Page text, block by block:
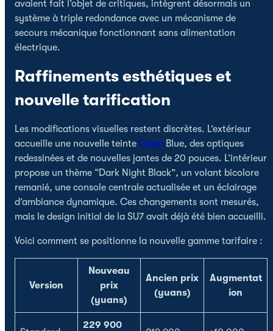
avaient fait l’objet de critiques, intègrent désormais un
système à triple redondance avec un mécanisme de
secours mécanique fonctionnant sans alimentation
électrique.
Raffinements esthétiques et
nouvelle tarification
Les modifications visuelles restent discrètes. L’extérieur
accueille une nouvelle teinte Capri Blue, des optiques
redessinées et de nouvelles jantes de 20 pouces. L’intérieur
propose un thème “Dark Night Black”, un volant bicolore
remanié, une console centrale actualisée et un éclairage
d’ambiance dynamique. Ces changements sont mesurés,
mais le design initial de la SU7 avait déjà été bien accueilli.
Voici comment se positionne la nouvelle gamme tarifaire :
Version
Nouveau
prix
(yuans)
Ancien prix
(yuans)
Augmentat
ion
229 900